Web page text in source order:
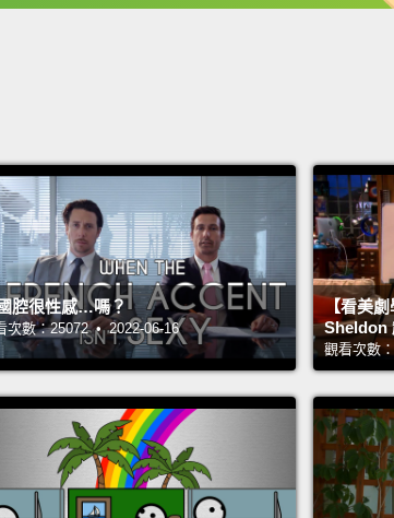
腔很性感…嗎？
次數：25072 • 2022-06-16
【看美
Sheldon
觀看次數